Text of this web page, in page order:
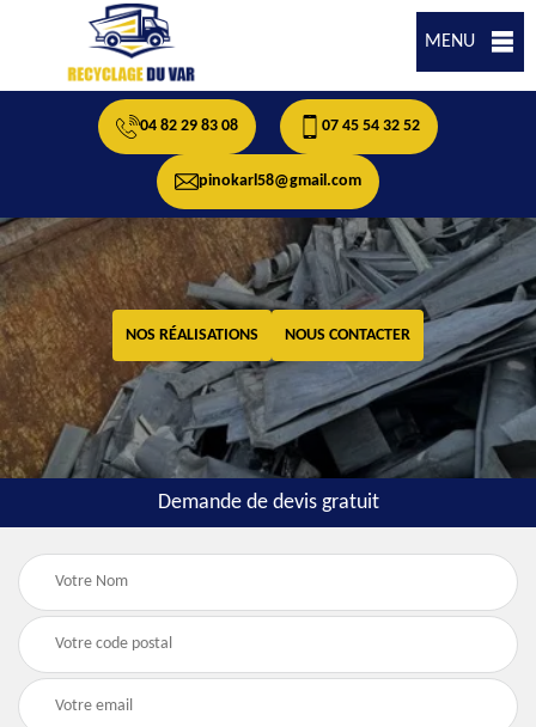
MENU
04 82 29 83 08 07 45 54 32 52
pinokarl58@gmail.com
NOS RÉALISATIONS NOUS CONTACTER
Demande de devis gratuit